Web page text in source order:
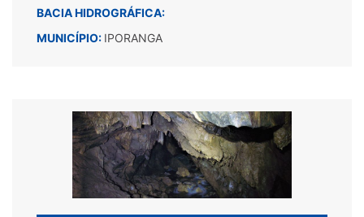
BACIA HIDROGRÁFICA:
MUNICÍPIO: IPORANGA